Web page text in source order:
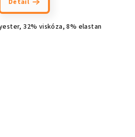
32% viskóza, 8% elastan